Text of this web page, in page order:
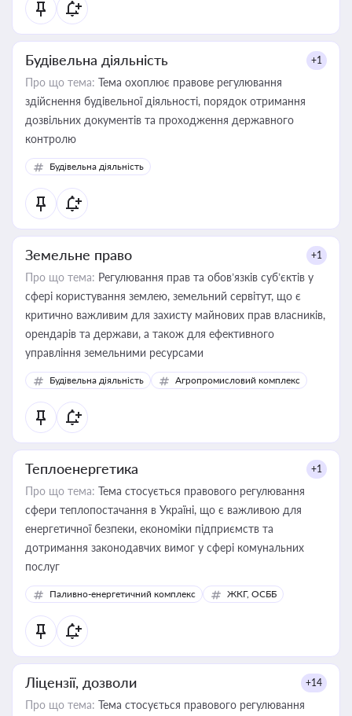
Будівельна діяльність +1
Про що тема: Тема охоплює правове регулювання
здійснення будівельної діяльності, порядок отримання
дозвільних документів та проходження державного
контролю
Будівельна діяльність
Земельне право +1
Про що тема: Регулювання прав та обов’язків суб’єктів у
сфері користування землею, земельний сервітут, що є
критично важливим для захисту майнових прав власників,
орендарів та держави, а також для ефективного
управління земельними ресурсами
Будівельна діяльність Агропромисловий комплекс
Теплоенергетика +1
Про що тема: Тема стосується правового регулювання
сфери теплопостачання в Україні, що є важливою для
енергетичної безпеки, економіки підприємств та
дотримання законодавчих вимог у сфері комунальних
послуг
Паливно-енергетичний комплекс ЖКГ, ОСББ
Ліцензії, дозволи +14
Про що тема: Тема стосується правового регулювання